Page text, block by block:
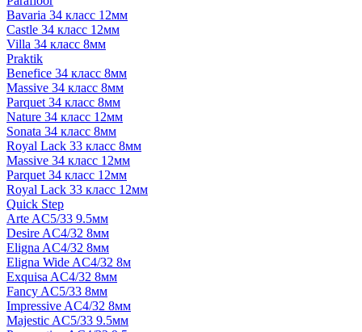
Bavaria 34 класс 12мм
Castle 34 класс 12мм
Villa 34 класс 8мм
Praktik
Benefice 34 класс 8мм
Massive 34 класс 8мм
Parquet 34 класс 8мм
Nature 34 класс 12мм
Sonata 34 класс 8мм
Royal Lack 33 класс 8мм
Massive 34 класс 12мм
Parquet 34 класс 12мм
Royal Lack 33 класс 12мм
Quick Step
Arte AC5/33 9.5мм
Desire AC4/32 8мм
Eligna AC4/32 8мм
Eligna Wide AC4/32 8м
Exquisa AC4/32 8мм
Fancy AC5/33 8мм
Impressive AC4/32 8мм
Majestic AC5/33 9.5мм